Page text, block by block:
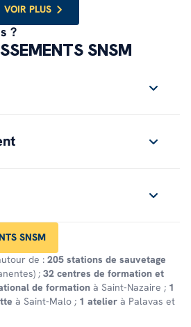
VOIR PLUS
?
SNSM
SNSM
de : 205 stations de sauvetage
; 32 centres de formation et
de formation à Saint-Nazaire ; 1
à Saint-Malo ; 1 atelier à Palavas et